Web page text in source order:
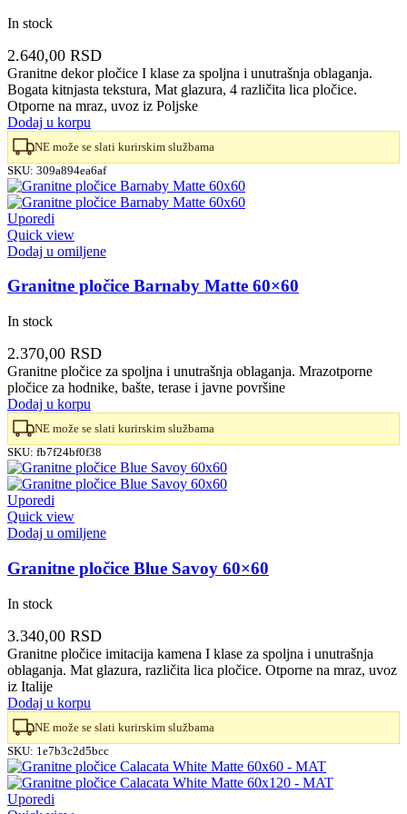
In stock
2.640,00 RSD
Granitne dekor pločice I klase za spoljna i unutrašnja oblaganja.
Bogata kitnjasta tekstura, Mat glazura, 4 različita lica pločice.
Otporne na mraz, uvoz iz Poljske
Dodaj u korpu
NE može se slati kurirskim službama
SKU: 309a894ea6af
Uporedi
Quick view
Dodaj u omiljene
Granitne pločice Barnaby Matte 60×60
In stock
2.370,00 RSD
Granitne pločice za spoljna i unutrašnja oblaganja. Mrazotporne
pločice za hodnike, bašte, terase i javne površine
Dodaj u korpu
NE može se slati kurirskim službama
SKU: fb7f24bf0f38
Uporedi
Quick view
Dodaj u omiljene
Granitne pločice Blue Savoy 60×60
In stock
3.340,00 RSD
Granitne pločice imitacija kamena I klase za spoljna i unutrašnja
oblaganja. Mat glazura, različita lica pločice. Otporne na mraz, uvoz
iz Italije
Dodaj u korpu
NE može se slati kurirskim službama
SKU: 1e7b3c2d5bcc
Uporedi